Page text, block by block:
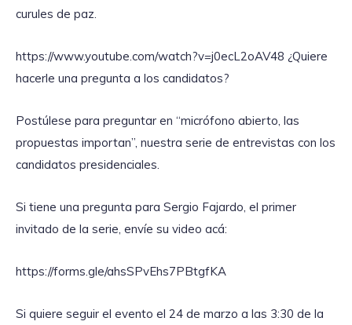
curules de paz.
https://www.youtube.com/watch?v=j0ecL2oAV48 ¿Quiere
hacerle una pregunta a los candidatos?
Postúlese para preguntar en “micrófono abierto, las
propuestas importan”, nuestra serie de entrevistas con los
candidatos presidenciales.
Si tiene una pregunta para Sergio Fajardo, el primer
invitado de la serie, envíe su video acá:
https://forms.gle/ahsSPvEhs7PBtgfKA
Si quiere seguir el evento el 24 de marzo a las 3:30 de la